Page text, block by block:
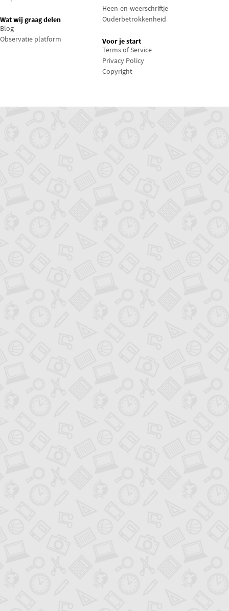
Wat wij graag delen
Blog
Observatie platform
Heen-en-weerschriftje
Ouderbetrokkenheid
Voor je start
Terms of Service
Privacy Policy
Copyright